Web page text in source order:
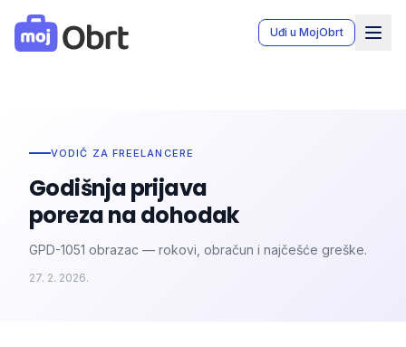
MojObrt - Moj Obrt aplikacija za vođenje knjiga obrta u
Uđi u MojObrt
VODIČ ZA FREELANCERE
Godišnja prijava
poreza na dohodak
GPD-1051 obrazac — rokovi, obračun i najčešće greške.
27. 2. 2026.